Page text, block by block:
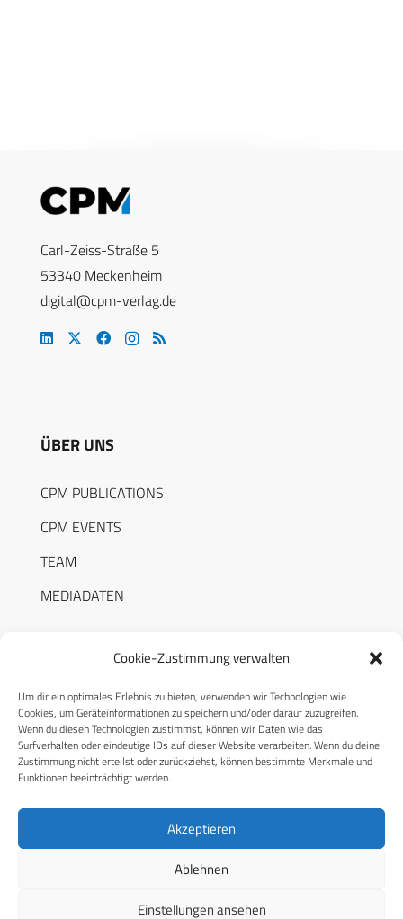
Cookie-Zustimmung verwalten
Um dir ein optimales Erlebnis zu bieten, verwenden wir Technologien wie
Cookies, um Geräteinformationen zu speichern und/oder darauf zuzugreifen.
Wenn du diesen Technologien zustimmst, können wir Daten wie das
Surfverhalten oder eindeutige IDs auf dieser Website verarbeiten. Wenn du deine
Zustimmung nicht erteilst oder zurückziehst, können bestimmte Merkmale und
Funktionen beeinträchtigt werden.
Akzeptieren
Ablehnen
Einstellungen ansehen
Carl-Zeiss-Straße 5
53340 Meckenheim
digital@cpm-verlag.de
ÜBER UNS
CPM PUBLICATIONS
CPM EVENTS
TEAM
MEDIADATEN
RECHTLICHES
Datenschutzerklärung
Cookie-Richtlinie (EU)